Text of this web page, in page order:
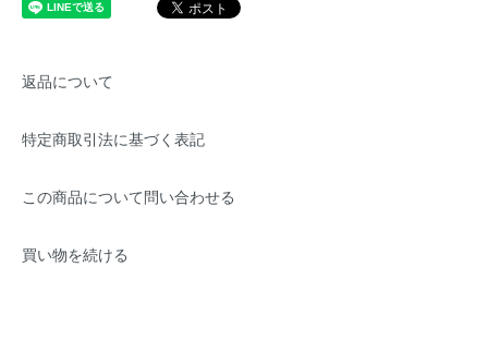
返品について
特定商取引法に基づく表記
この商品について問い合わせる
買い物を続ける